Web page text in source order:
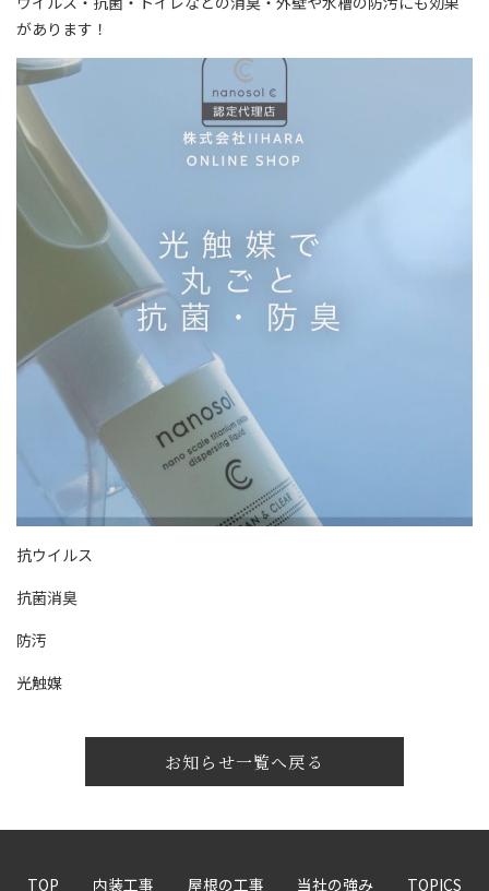
があります！
抗ウイルス
抗菌消臭
防汚
光触媒
お知らせ一覧へ戻る
TOP 内装工事 屋根の工事 当社の強み TOPICS